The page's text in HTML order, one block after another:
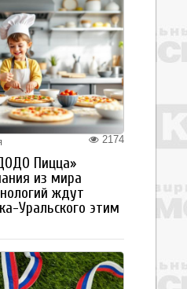
2174
Пицца»
из мира
ждут
Уральского этим